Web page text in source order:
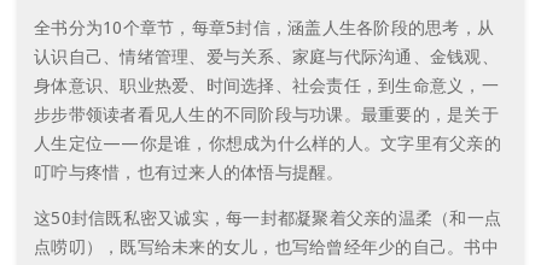
全书分为10个章节，每章5封信，涵盖人生各阶段的思考，从
认识自己、情绪管理、爱与关系、家庭与代际沟通、金钱观、
身体意识、职业热爱、时间选择、社会责任，到生命意义，一
步步带领读者看见人生的不同阶段与功课。最重要的，是关于
人生定位——你是谁，你想成为什么样的人。文字里有父亲的
叮咛与疼惜，也有过来人的体悟与提醒。
这50封信既私密又诚实，每一封都凝聚着父亲的温柔（和一点
点唠叨），既写给未来的女儿，也写给曾经年少的自己。书中